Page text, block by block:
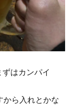
はカンパイ
から入れとかな